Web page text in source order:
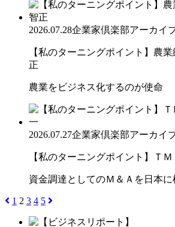
2026.07.28企業家倶楽部アーカイ
【私のターニングポイント】農
正
農業をビジネス化するのが使命
2026.07.27企業家倶楽部アーカイ
【私のターニングポイント】Ｔ
資金調達としてのＭ＆Ａを日本
1 2 3 4 5